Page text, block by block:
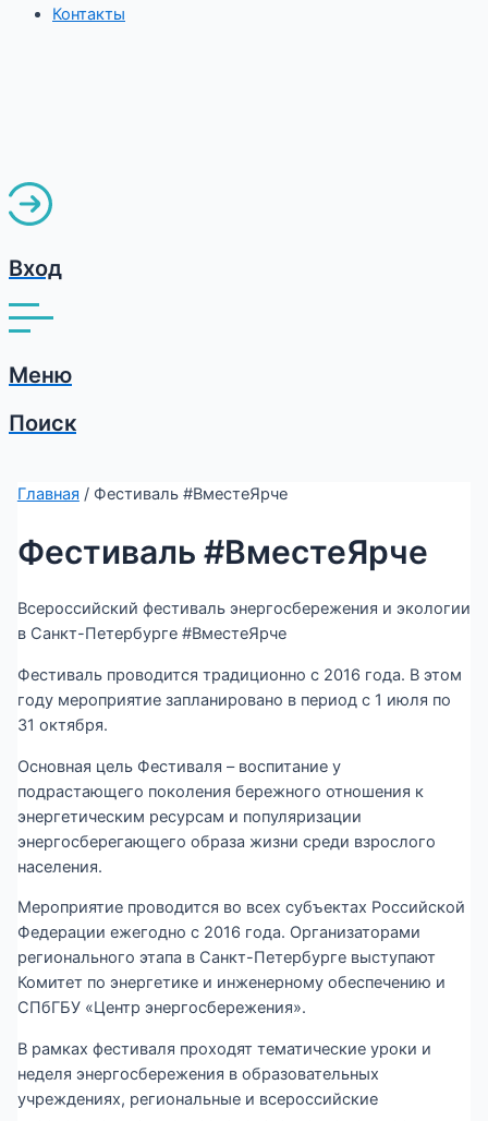
Контакты
Вход
Меню
Поиск
Главная / Фестиваль #ВместеЯрче
Фестиваль #ВместеЯрче
Всероссийский фестиваль энергосбережения и экологии
в Санкт-Петербурге #ВместеЯрче
Фестиваль проводится традиционно с 2016 года. В этом
году мероприятие запланировано в период с 1 июля по
31 октября.
Основная цель Фестиваля – воспитание у
подрастающего поколения бережного отношения к
энергетическим ресурсам и популяризации
энергосберегающего образа жизни среди взрослого
населения.
Мероприятие проводится во всех субъектах Российской
Федерации ежегодно с 2016 года. Организаторами
регионального этапа в Санкт-Петербурге выступают
Комитет по энергетике и инженерному обеспечению и
СПбГБУ «Центр энергосбережения».
В рамках фестиваля проходят тематические уроки и
неделя энергосбережения в образовательных
учреждениях, региональные и всероссийские